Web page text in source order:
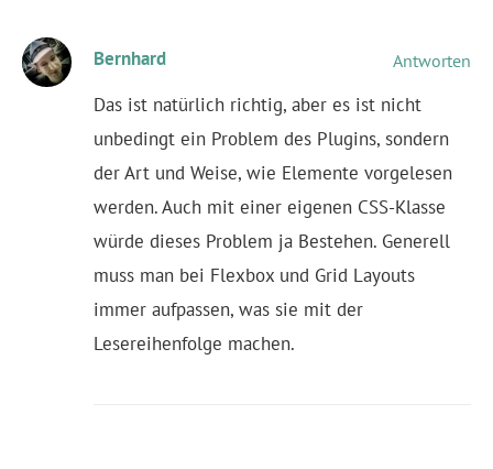
Bernhard Antworten
Das ist natürlich richtig, aber es ist nicht
unbedingt ein Problem des Plugins, sondern
der Art und Weise, wie Elemente vorgelesen
werden. Auch mit einer eigenen CSS-Klasse
würde dieses Problem ja Bestehen. Generell
muss man bei Flexbox und Grid Layouts
immer aufpassen, was sie mit der
Lesereihenfolge machen.